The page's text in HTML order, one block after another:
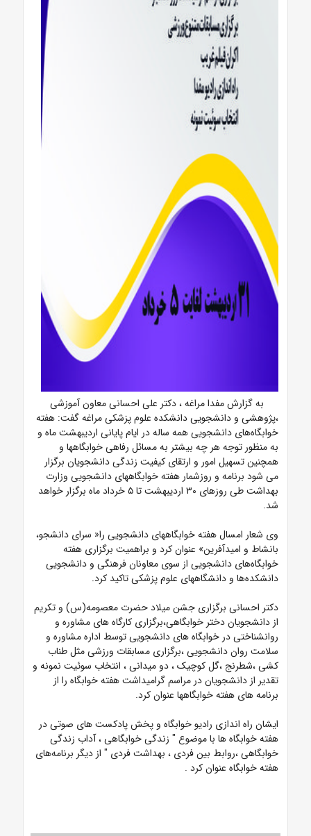
به گزارش مفدا مراغه ، دکتر علی احسانی معاون آموزشی
،پژوهشی و دانشجویی دانشکده علوم پزشکی مراغه گفت: هفته
خوابگاه‌های دانشجویی همه ساله در ایام پایانی اردیبهشت ماه و
به منظور توجه هر چه بیشتر به مسائل رفاهی خوابگاهها و
همچنین تسهیل امور و ارتقای کیفیت زندگی دانشجویان برگزار
می شود برنامه و روزشمار هفته خوابگاههای دانشجویی وزارت
بهداشت طی روزهای ۳۰ اردیبهشت تا ۵ خرداد ماه برگزار خواهد
شد.
وی شعار امسال هفته خوابگاههای دانشجویی را« سرای دانشجو،
بانشاط و امیدآفرین» عنوان کرد و براهمیت برگزاری هفته
خوابگاه‌های دانشجویی از سوی معاونان فرهنگی و دانشجویی
دانشکده‌ها و دانشگاههای علوم پزشکی تاکید کرد.
دکتر احسانی برگزاری جشن میلاد حضرت معصومه(س) و تکریم
از دانشجویان دختر خوابگاهی،برگزاری کارگاه های مشاوره و
روانشناختی در خوابگاه های دانشجویی توسط اداره مشاوره و
سلامت روان دانشجویی ،برگزاری مسابقات ورزشی مثل طناب
کشی ،شطرنج ،گل کوچیک ، دو میدانی ، انتخاب سوئیت نمونه و
تقدیر از دانشجویان در مراسم گرامیداشت هفته خوابگاه را از
برنامه های هفته خوابگاهها عنوان کرد.
ایشان راه اندازی رادیو خوابگاه و پخش پادکست های صوتی در
هفته خوابگاه ها با موضوع " زندگی خوابگاهی ، آداب زندگی
خوابگاهی ،روابط بین فردی ، بهداشت فردی " از دیگر برنامه‌های
هفته خوابگاه عنوان کرد .